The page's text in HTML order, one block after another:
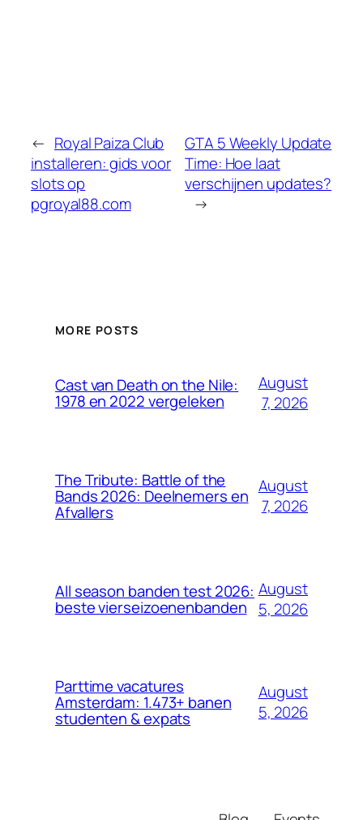
← Royal Paiza Club
installeren: gids voor
slots op
pgroyal88.com
GTA 5 Weekly Update
Time: Hoe laat
verschijnen updates?
→
MORE POSTS
Cast van Death on the Nile:
1978 en 2022 vergeleken
August
7, 2026
The Tribute: Battle of the
Bands 2026: Deelnemers en
Afvallers
August
7, 2026
All season banden test 2026:
beste vierseizoenenbanden
August
5, 2026
Parttime vacatures
Amsterdam: 1.473+ banen
studenten & expats
August
5, 2026